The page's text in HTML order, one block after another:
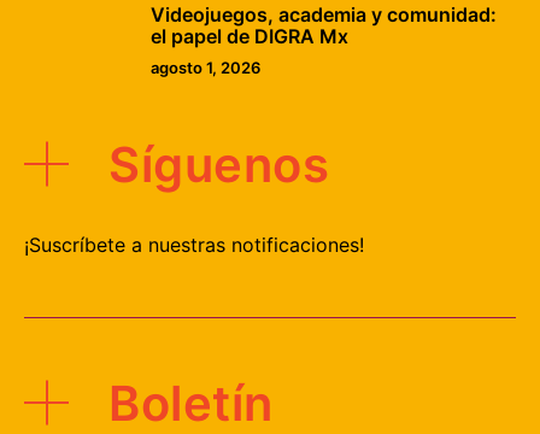
Videojuegos, academia y comunidad:
el papel de DIGRA Mx
agosto 1, 2026
Síguenos
¡Suscríbete a nuestras notificaciones!
Boletín